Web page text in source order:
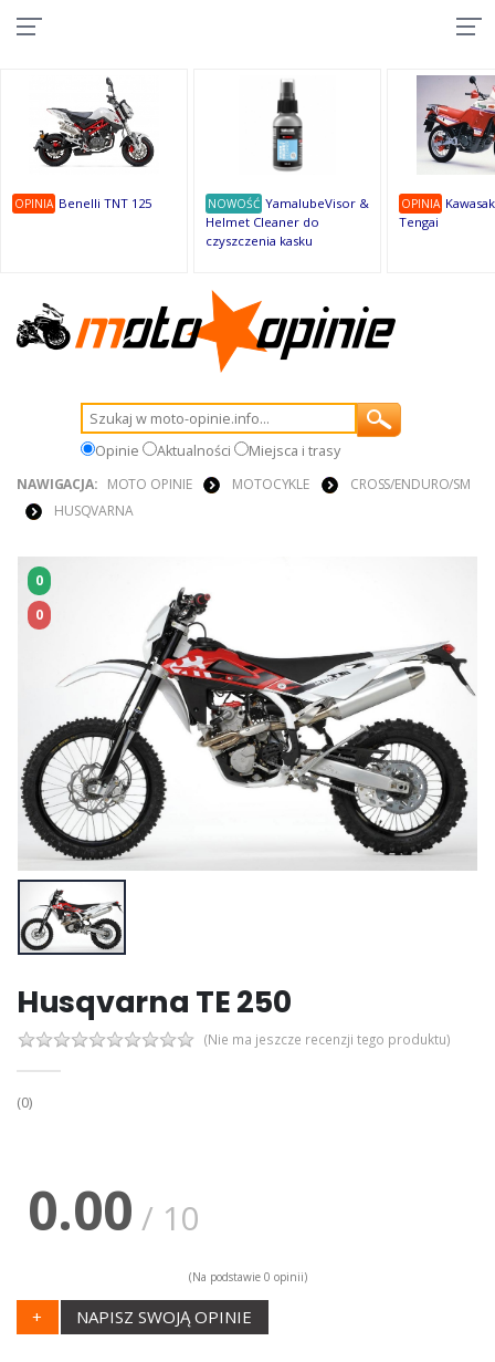
OPINIA Benelli TNT 125 NOWOŚĆ YamalubeVisor &
Helmet Cleaner do
czyszczenia kasku
OPINIA
Tengai
Opinie Aktualności
Miejsca i trasy
NAWIGACJA: MOTO OPINIE MOTOCYKLE
CROSS/ENDURO/SM
HUSQVARNA
0
0
Husqvarna TE 250
(Nie ma jeszcze recenzji tego produktu)
(0)
0.00 / 10
(Na podstawie 0 opinii)
+ NAPISZ SWOJĄ OPINIE